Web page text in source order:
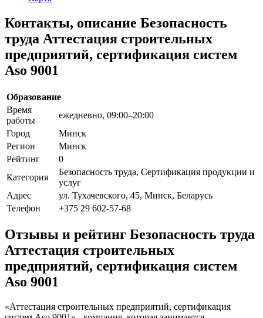
Контакты, описание Безопасность
труда Аттестация строительных
предприятий, сертификация систем
Aso 9001
Образование
Время
работы
ежедневно, 09:00–20:00
Город
Минск
Регион
Минск
Рейтинг
0
Категория
Безопасность труда, Сертификация продукции и
услуг
Адрес
ул. Тухачевского, 45, Минск, Беларусь
Телефон
+375 29 602-57-68
Отзывы и рейтинг Безопасность труда
Аттестация строительных
предприятий, сертификация систем
Aso 9001
«Аттестация строительных предприятий, сертификация